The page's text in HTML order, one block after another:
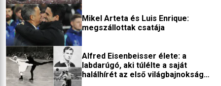
Mikel Arteta és Luis Enrique:
megszállottak csatája
Alfred Eisenbeisser élete: a
labdarúgó, aki túlélte a saját
halálhírét az első világbajnokság